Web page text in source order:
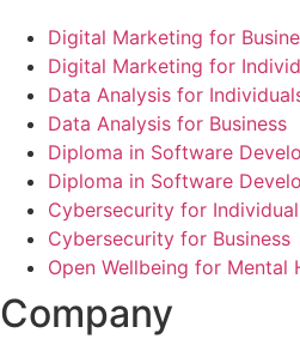
Digital Marketing for
Digital Marketing for
Data Analysis for
Data Analysis for Business
Diploma in Software
Diploma in Software
Cybersecurity for
Cybersecurity for Business
Open Wellbeing for Mental
Company